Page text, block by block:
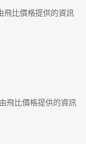
飛比價格提供的資訊
由飛比價格提供的資訊